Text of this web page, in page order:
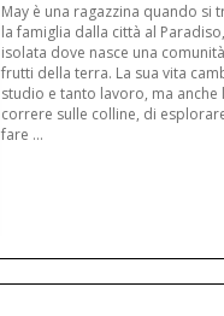
May è una ragazzina quando si
la famiglia dalla città al
isolata dove nasce una
frutti della terra. La sua vita
studio e tanto lavoro, ma anche
correre sulle colline, di
fare ...